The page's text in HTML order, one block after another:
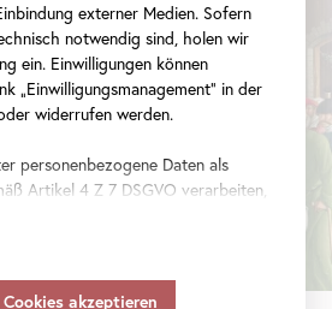
externer Medien. Sofern
notwendig sind, holen wir
ein. Einwilligungen können
„Einwilligungsmanagement“ in der
widerrufen werden.
personenbezogene Daten als
Artikel 4 Z 7 DSGVO verarbeiten,
für die Weitergabe an den
Vorliegen eines